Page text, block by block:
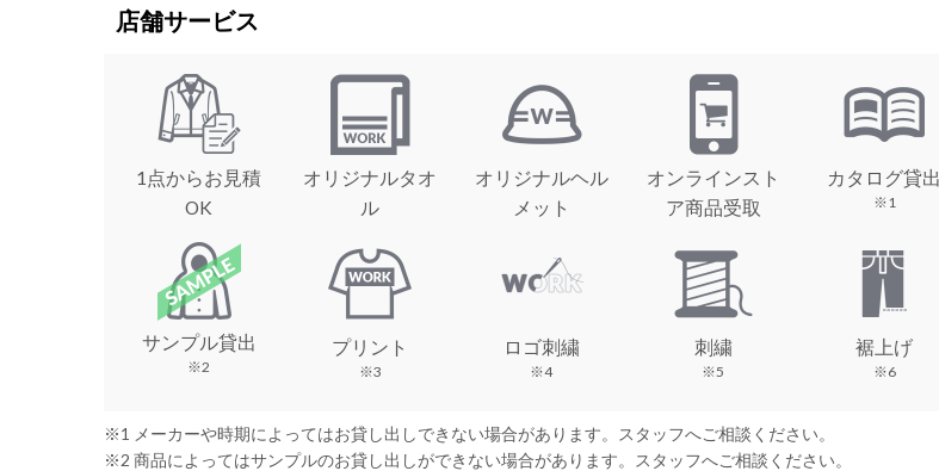
店舗サービス
1点からお見積
OK
オリジナルタオ
ル
オリジナルヘル
メット
オンラインスト
ア商品受取
カタログ貸出
※1
サンプル貸出
※2
プリント
※3
ロゴ刺繍
※4
刺繍
※5
裾上げ
※6
※1 メーカーや時期によってはお貸し出しできない場合があります。スタッフへご相談ください。
※2 商品によってはサンプルのお貸し出しができない場合があります。スタッフへご相談ください。